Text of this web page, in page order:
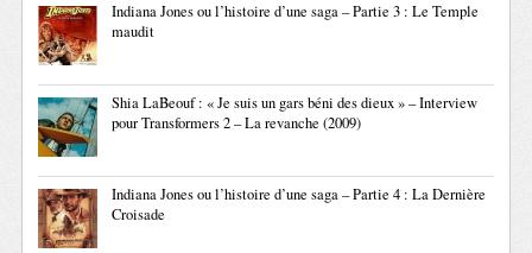
Indiana Jones ou l’histoire d’une saga – Partie 3 : Le Temple
maudit
Shia LaBeouf : « Je suis un gars béni des dieux » – Interview
pour Transformers 2 – La revanche (2009)
Indiana Jones ou l’histoire d’une saga – Partie 4 : La Dernière
Croisade